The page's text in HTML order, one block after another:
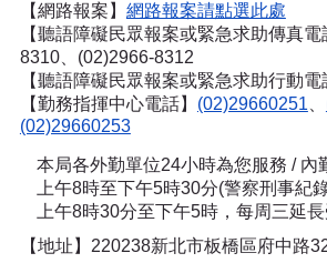
【網路報案】 網路報案請點選此處
【聽語障礙民眾報案或緊急求助傳真電
8310、(02)2966-8312
【聽語障礙民眾報案或緊急求助行動
【勤務指揮中心電話】 (02)29660251
(02)29660253
本局各外勤單位24小時為您服務 / 內
上午8時至下午5時30分(警察刑事紀
上午8時30分至下午5時，每周三延
【地址】220238新北市板橋區府中路